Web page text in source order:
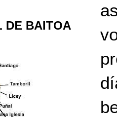
DE BAITOA